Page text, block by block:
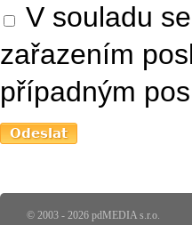
V souladu
zařazením
případným
© 2003 - 2026 pdMEDIA s.r.o.